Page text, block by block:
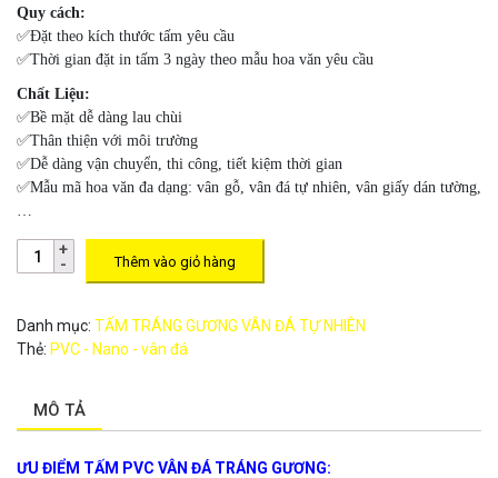
Quy cách:
✅Đặt theo kích thước tấm yêu cầu
✅Thời gian đặt in tấm 3 ngày theo mẫu hoa văn yêu cầu
Chất Liệu:
✅Bề mặt dễ dàng lau chùi
✅Thân thiện với môi trường
✅Dễ dàng vận chuyển, thi công, tiết kiệm thời gian
✅Mẫu mã hoa văn đa dạng: vân gỗ, vân đá tự nhiên, vân giấy dán tường,
…
Thêm vào giỏ hàng
Danh mục: TẤM TRÁNG GƯƠNG VÂN ĐÁ TỰ NHIÊN
Thẻ: PVC - Nano - vân đá
MÔ TẢ
ƯU ĐIỂM TẤM PVC VÂN ĐÁ TRÁNG GƯƠNG: